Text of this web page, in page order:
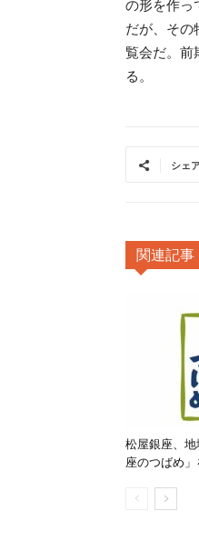
の形を作っ
だが、その
覧会だ。前
る。
シェ
関連記事
松屋銀座、
座のつばめ